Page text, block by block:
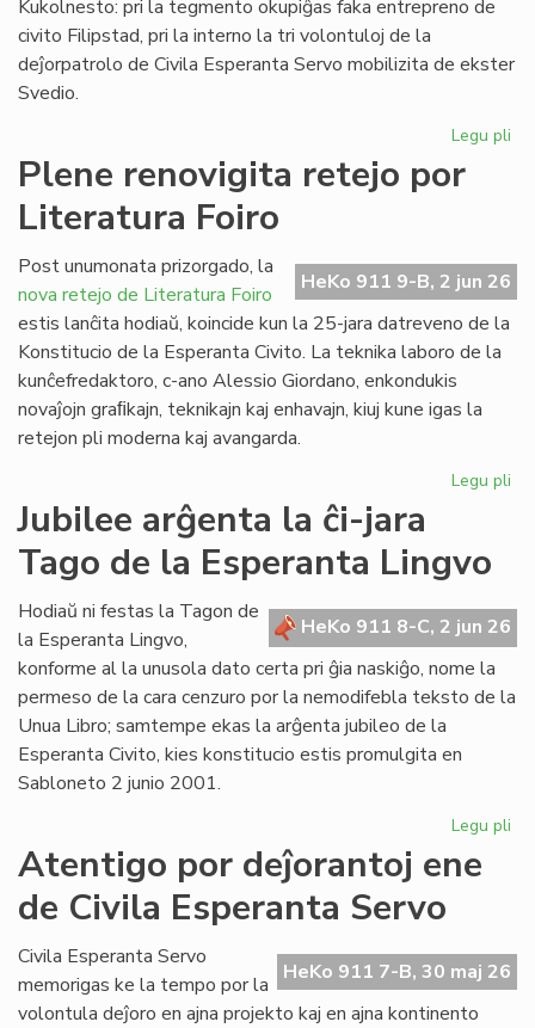
Kukolnesto: pri la tegmento okupiĝas faka entrepreno de
civito Filipstad, pri la interno la tri volontuloj de la
deĵorpatrolo de Civila Esperanta Servo mobilizita de ekster
Svedio.
Legu pli
la
Plene renovigita retejo por
Literatura Foiro
HeKo 911 9-B, 2 jun 26
Post unumonata prizorgado, la
nova retejo de Literatura Foiro
estis lanĉita hodiaŭ, koincide kun la 25-jara datreveno de la
Konstitucio de la Esperanta Civito. La teknika laboro de la
kunĉefredaktoro, c-ano Alessio Giordano, enkondukis
novaĵojn graﬁkajn, teknikajn kaj enhavajn, kiuj kune igas la
retejon pli moderna kaj avangarda.
Legu pli
Jubilee arĝenta la ĉi-jara
Tago de la Esperanta Lingvo
HeKo 911 8-C, 2 jun 26
Hodiaŭ ni festas la Tagon de
la Esperanta Lingvo,
konforme al la unusola dato certa pri ĝia naskiĝo, nome la
permeso de la cara cenzuro por la nemodifebla teksto de la
Unua Libro; samtempe ekas la arĝenta jubileo de la
Esperanta Civito, kies konstitucio estis promulgita en
Sabloneto 2 junio 2001.
Legu pli
Atentigo por deĵorantoj ene
de Civila Esperanta Servo
HeKo 911 7-B, 30 maj 26
Civila Esperanta Servo
memorigas ke la tempo por la
volontula deĵoro en ajna projekto kaj en ajna kontinento